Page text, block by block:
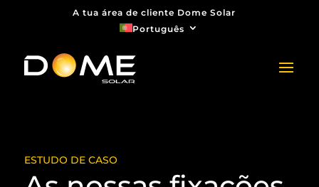
A tua área de cliente Dome Solar
Português
ESTUDO DE CASO